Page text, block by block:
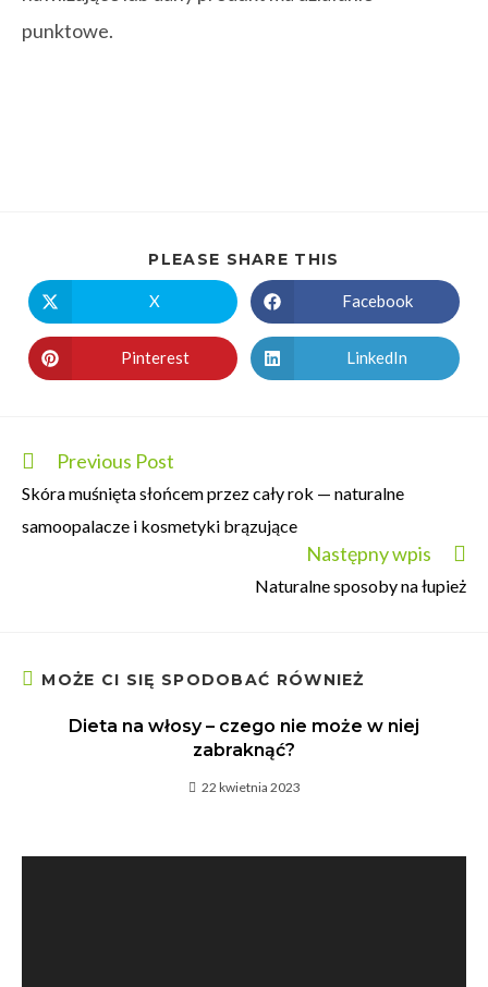
punktowe.
PLEASE SHARE THIS
X Facebook
Pinterest LinkedIn
Previous Post
Skóra muśnięta słońcem przez cały rok — naturalne
samoopalacze i kosmetyki brązujące
Następny wpis
Naturalne sposoby na łupież
MOŻE CI SIĘ SPODOBAĆ RÓWNIEŻ
Dieta na włosy – czego nie może w niej
zabraknąć?
22 kwietnia 2023